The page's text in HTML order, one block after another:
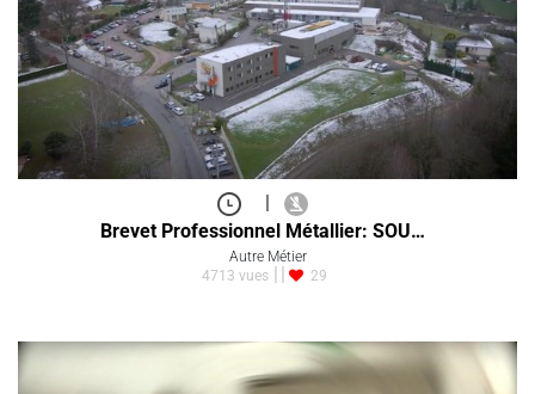
Brevet Professionnel Métallier: SOU…
Autre Métier
4713 vues
29